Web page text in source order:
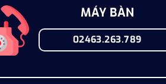
MÁY BÀN
02463.263.789